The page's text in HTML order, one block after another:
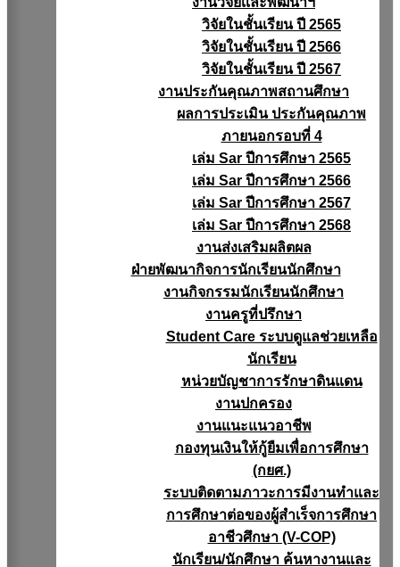
วิจัยในชั้นเรียน ปี 2565
วิจัยในชั้นเรียน ปี 2566
วิจัยในชั้นเรียน ปี 2567
งานประกันคุณภาพสถานศึกษา
ผลการประเมิน ประกันคุณภาพ
ภายนอกรอบที่ 4
เล่ม Sar ปีการศึกษา 2565
เล่ม Sar ปีการศึกษา 2566
เล่ม Sar ปีการศึกษา 2567
เล่ม Sar ปีการศึกษา 2568
งานส่งเสริมผลิตผล
ฝ่ายพัฒนากิจการนักเรียนนักศึกษา
งานกิจกรรมนักเรียนนักศึกษา
งานครูที่ปรึกษา
Student Care ระบบดูแลช่วยเหลือ
นักเรียน
หน่วยบัญชาการรักษาดินแดน
งานปกครอง
งานแนะแนวอาชีพ
กองทุนเงินให้กู้ยืมเพื่อการศึกษา
(กยศ.)
ระบบติดตามภาวะการมีงานทำและ
การศึกษาต่อของผู้สำเร็จการศึกษา
อาชีวศึกษา (V-COP)
นักเรียน/นักศึกษา ค้นหางานและ